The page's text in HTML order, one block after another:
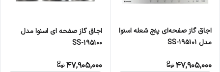
اجاق گاز صفحه‌ای پنج شعله اسنوا
مدل SS-195101
47,905,000
اجاق گاز صفحه ای اسنوا مدل
SS-195100
47,905,000